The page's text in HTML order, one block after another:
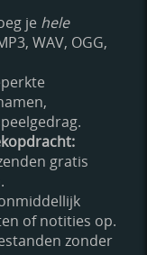
je hele
WAV, OGG,
gratis
of notities op.
zonder